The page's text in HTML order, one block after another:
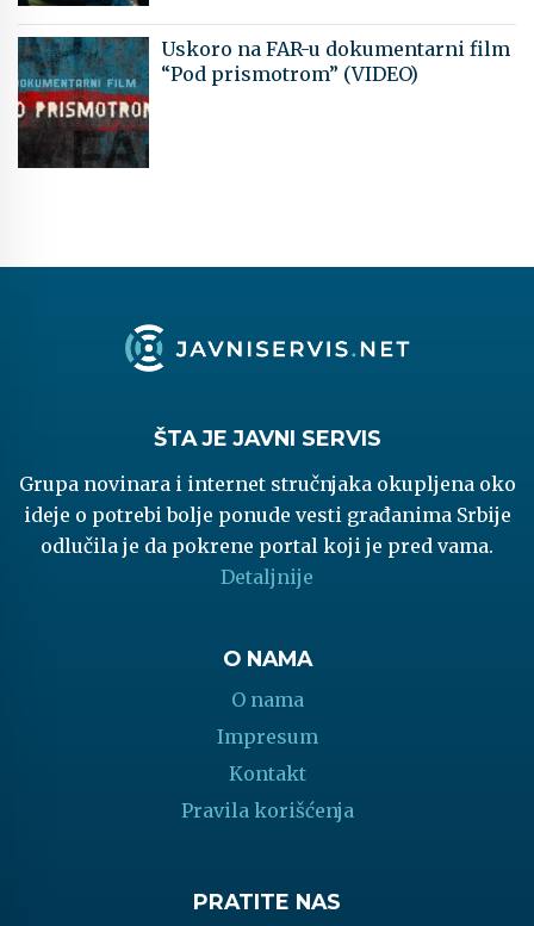
Uskoro na FAR-u dokumentarni film
“Pod prismotrom” (VIDEO)
ŠTA JE JAVNI SERVIS
Grupa novinara i internet stručnjaka okupljena oko
ideje o potrebi bolje ponude vesti građanima Srbije
odlučila je da pokrene portal koji je pred vama.
Detaljnije
O NAMA
O nama
Impresum
Kontakt
Pravila korišćenja
PRATITE NAS